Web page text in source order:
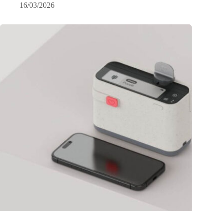
16/03/2026